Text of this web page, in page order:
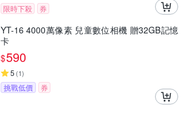
限時下殺 券
YT-16 4000萬像素 兒童數位相機 贈32GB記憶
卡
$590
5 (1)
挑戰低價 券